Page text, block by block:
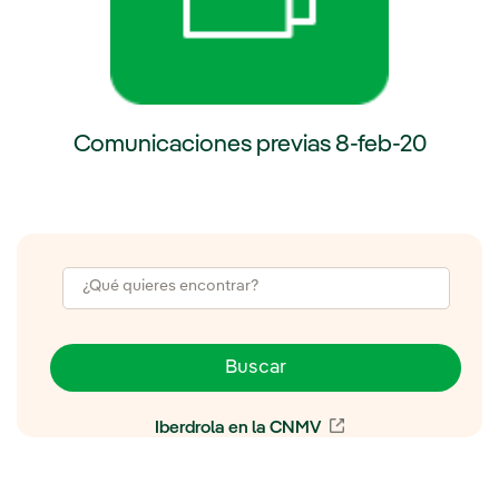
Comunicaciones previas 8-feb-20
Buscar
Iberdrola en la CNMV